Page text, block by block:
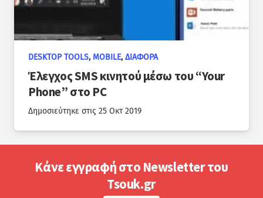
DESKTOP TOOLS, MOBILE,ΔΙΆΦΟΡΑ
Έλεγχος SMS κινητού μέσω του “Your
Phone” στο PC
Δημοσιεύτηκε στις 25 Οκτ 2019
Κάνε εγγραφή στο Newsletter του
Tsouk.gr